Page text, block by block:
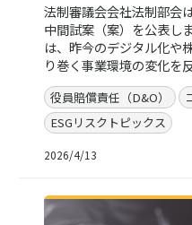
法制審議会会社法制部会
中間試案（案）を公表し
は、昨今のデジタル化や
り巻く事業環境の変化を
役員賠償責任（D&O）
ESGリスクトピックス
2026/4/13